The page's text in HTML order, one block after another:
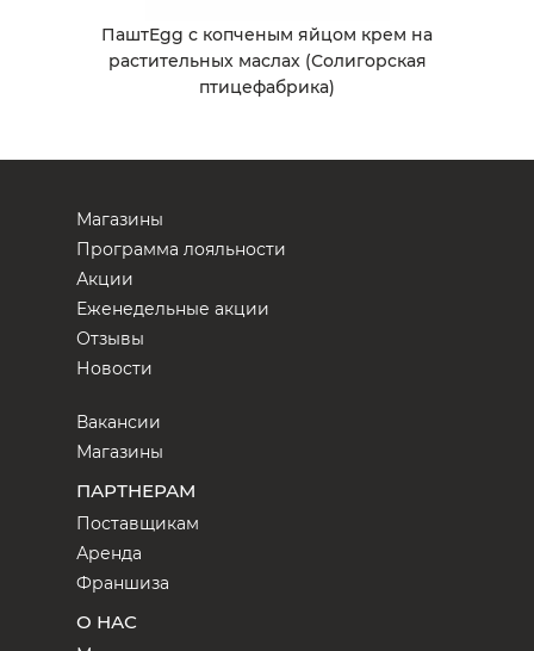
ПаштEgg с копченым яйцом крем на
растительных маслах (Солигорская
птицефабрика)
Магазины
Программа лояльности
Акции
Еженедельные акции
Отзывы
Новости
Вакансии
Магазины
ПАРТНЕРАМ
Поставщикам
Аренда
Франшиза
О НАС